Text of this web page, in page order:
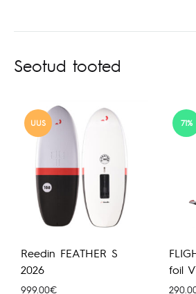
Seotud tooted
UUS
Reedin FEATHER S
2026
999.00€
71%
foil